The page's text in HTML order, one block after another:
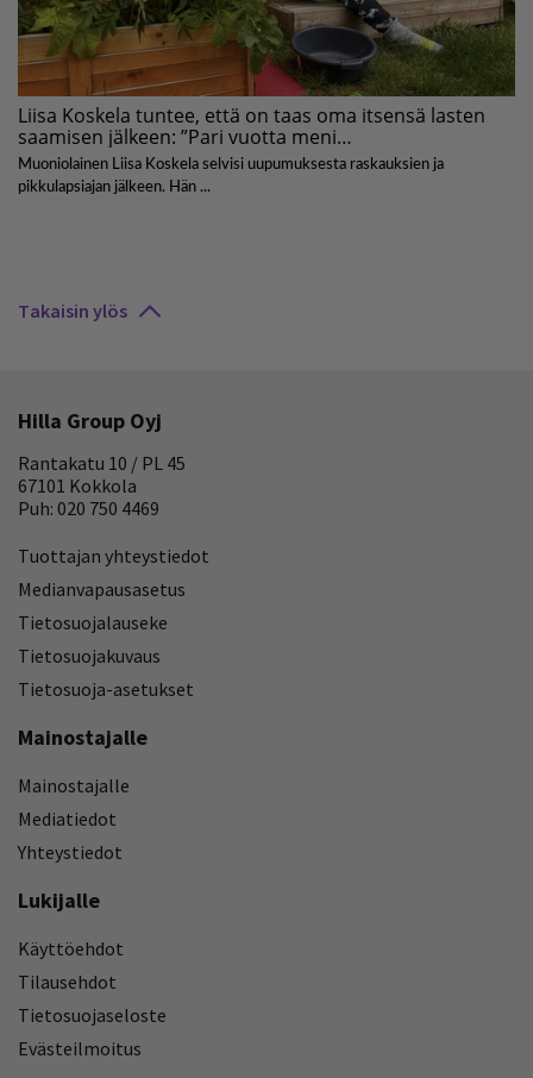
Takaisin ylös
Hilla Group Oyj
Rantakatu 10 / PL 45
67101 Kokkola
Puh: 020 750 4469
Tuottajan yhteystiedot
Medianvapausasetus
Tietosuojalauseke
Tietosuojakuvaus
Tietosuoja-asetukset
Mainostajalle
Mainostajalle
Mediatiedot
Yhteystiedot
Lukijalle
Käyttöehdot
Tilausehdot
Tietosuojaseloste
Evästeilmoitus